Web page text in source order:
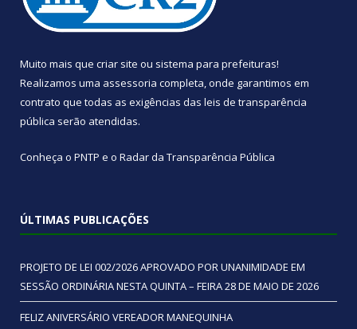
Muito mais que criar site ou sistema para prefeituras!
Realizamos uma assessoria completa, onde garantimos em
contrato que todas as exigências das leis de transparência
pública serão atendidas.
Conheça o PNTP e o Radar da Transparência Pública
ÚLTIMAS PUBLICAÇÕES
PROJETO DE LEI 002/2026 APROVADO POR UNANIMIDADE EM
SESSÃO ORDINÁRIA NESTA QUINTA – FEIRA 28 DE MAIO DE 2026
FELIZ ANIVERSÁRIO VEREADOR MANEQUINHA